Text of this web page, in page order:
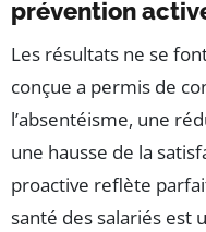
prévention
Les résultats ne se
conçue a permis de
l’absentéisme, une
une hausse de la
proactive reflète
santé des salariés est